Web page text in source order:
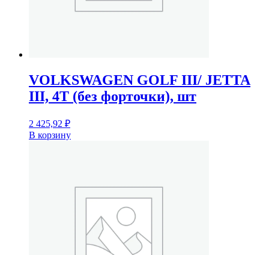
VOLKSWAGEN GOLF III/ JETTA
III, 4T (без форточки), шт
2 425,92 ₽
В корзину